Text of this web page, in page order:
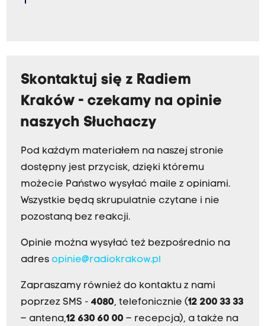
Skontaktuj się z Radiem
Kraków - czekamy na opinie
naszych Słuchaczy
Pod każdym materiałem na naszej stronie
dostępny jest przycisk, dzięki któremu
możecie Państwo wysyłać maile z opiniami.
Wszystkie będą skrupulatnie czytane i nie
pozostaną bez reakcji.
Opinie można wysyłać też bezpośrednio na
adres opinie@radiokrakow.pl
Zapraszamy również do kontaktu z nami
poprzez SMS - 4080, telefonicznie (12 200 33 33
– antena,12 630 60 00 – recepcja), a także na